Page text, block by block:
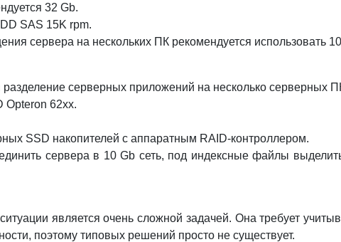
32 Gb.
SAS 15K rpm.
сервера на нескольких ПК рекомендуется использовать 10
разделение серверных приложений на несколько серверных
Opteron 62хх.
SSD накопителей с аппаратным RAID-контроллером.
сервера в 10 Gb сеть, под индексные файлы
является очень сложной задачей. Она требует
поэтому типовых решений просто не существует.